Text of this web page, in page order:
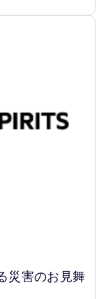
災害のお見舞